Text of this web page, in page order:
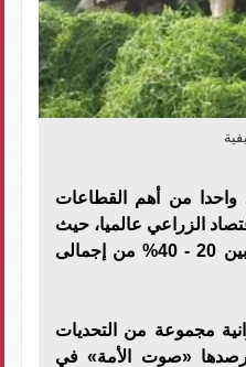
واحدا من أهم القطاعات
الزراعي عالميا، حيث
أنه يسهم بنسبة تتراوح ما بين 20 - 40% من إجمالى
مجموعة من التحديات
«صوت الأمة» في